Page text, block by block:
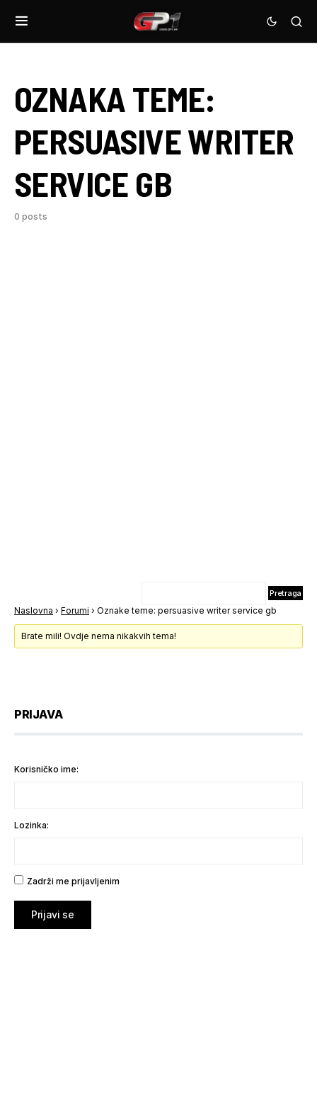
OZNAKA TEME:
PERSUASIVE WRITER
SERVICE GB
0 posts
Naslovna › Forumi › Oznake teme: persuasive writer service gb
Brate mili! Ovdje nema nikakvih tema!
PRIJAVA
Korisničko ime:
Lozinka:
Zadrži me prijavljenim
Prijavi se